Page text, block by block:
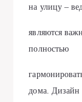
на улицу –
являются
полностью
дома. Дизайн